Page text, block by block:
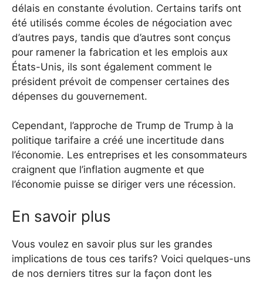
délais en constante évolution. Certains tarifs ont
été utilisés comme écoles de négociation avec
d’autres pays, tandis que d’autres sont conçus
pour ramener la fabrication et les emplois aux
États-Unis, ils sont également comment le
président prévoit de compenser certaines des
dépenses du gouvernement.
Cependant, l’approche de Trump de Trump à la
politique tarifaire a créé une incertitude dans
l’économie. Les entreprises et les consommateurs
craignent que l’inflation augmente et que
l’économie puisse se diriger vers une récession.
En savoir plus
Vous voulez en savoir plus sur les grandes
implications de tous ces tarifs? Voici quelques-uns
de nos derniers titres sur la façon dont les